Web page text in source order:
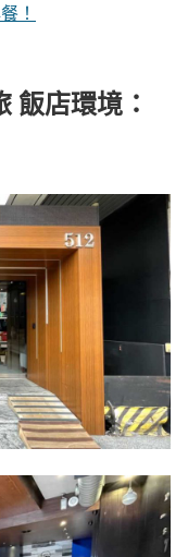
！
飯店環境：